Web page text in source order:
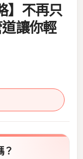
】不再只
讓你輕
？